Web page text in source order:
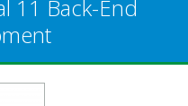
11 Back-End